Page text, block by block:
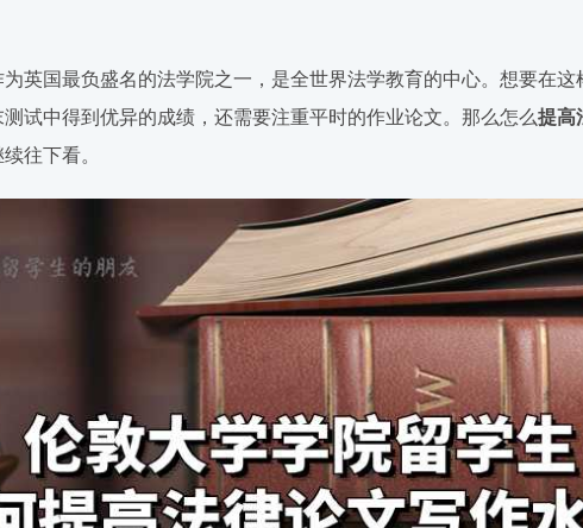
英国最负盛名的法学院之一，是全世界法学教育的中心。想要在
试中得到优异的成绩，还需要注重平时的作业论文。那么怎么提高
往下看。